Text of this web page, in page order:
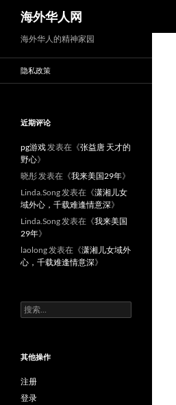
海外华人网
海外华人的精神家园
隐私政策
近期评论
pg游戏发表在《张益唐 天才的
野心》
晓彤发表在《我来美国29年》
Linda.Song发表在《潇湘儿女
域外心，千载难逢情意深》
Linda.Song发表在《我来美国
29年》
laolong发表在《潇湘儿女域外
心，千载难逢情意深》
搜
索：
其他操作
注册
登录